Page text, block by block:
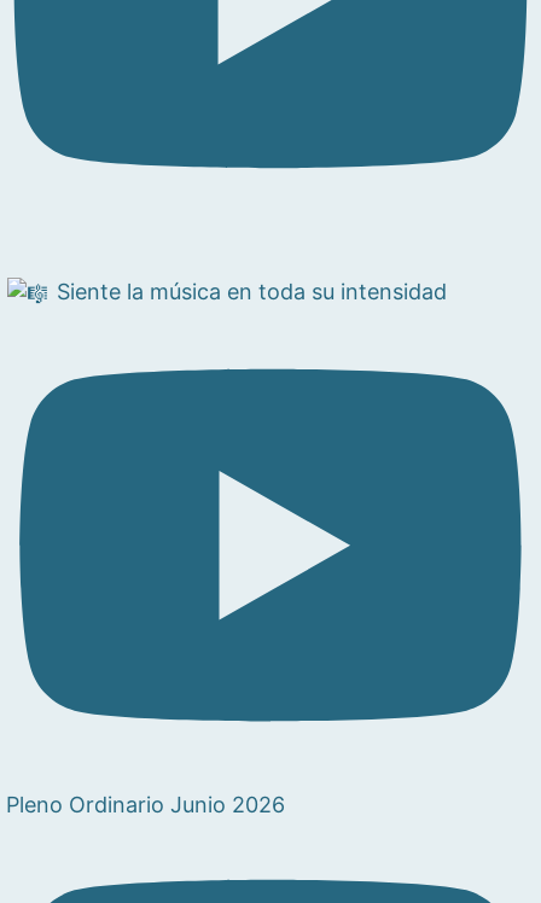
Siente la música en toda su intensidad
Pleno Ordinario Junio 2026